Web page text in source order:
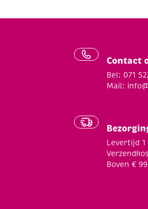
Contact
Bel: 071
Mail:
Levertijd
Boven €